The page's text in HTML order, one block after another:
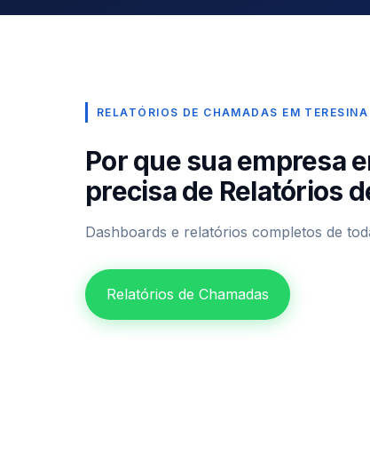
RELATÓRIOS DE CHAMADAS EM TERESINA
Por que sua empresa
precisa de Relatórios
Dashboards e relatórios completos de
Relatórios de Chamadas